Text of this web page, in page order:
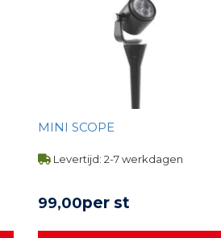
MINI SCOPE
Levertijd: 2-7 werkdagen
99,00per st